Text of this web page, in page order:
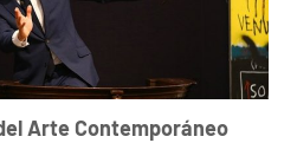
Arte Contemporáneo